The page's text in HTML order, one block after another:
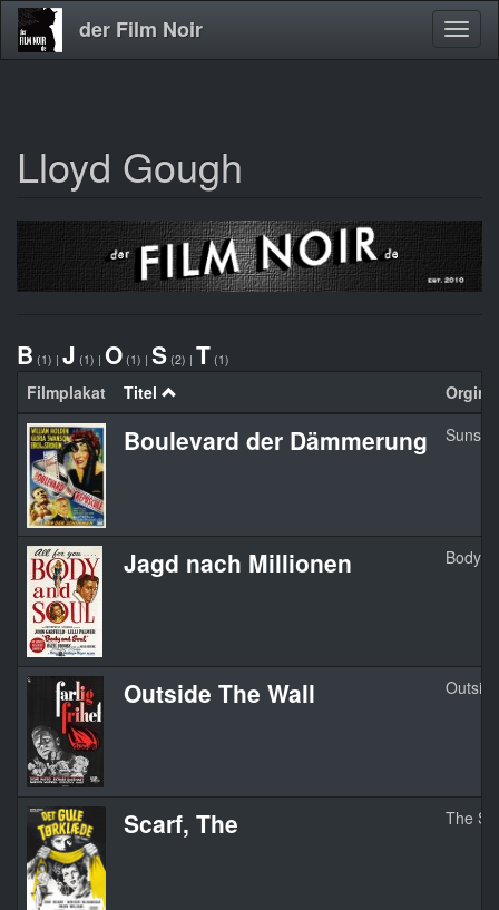
Direkt
zum
der Film Noir
Lloyd Gough
B (1) | J (1) | O (1) | S (2) | T (1)
Filmplakat Titel
Boulevard der Dämmerung
Jagd nach Millionen Body
Outside The Wall
Scarf, The The